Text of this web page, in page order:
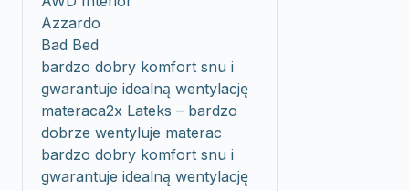
Azzardo
Bad Bed
bardzo dobry komfort snu i
gwarantuje idealną wentylację
materaca2x Lateks – bardzo
dobrze wentyluje materac
bardzo dobry komfort snu i
gwarantuje idealną wentylację